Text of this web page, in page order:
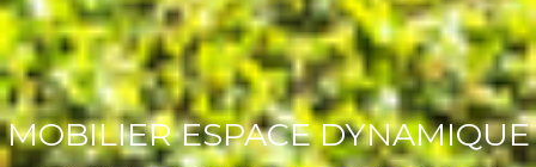
MOBILIER ESPACE DYNAMIQUE